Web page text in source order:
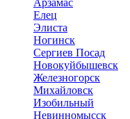
Елец
Элиста
Ногинск
Сергиев Посад
Новокуйбышевск
Железногорск
Михайловск
Изобильный
Невинномысск